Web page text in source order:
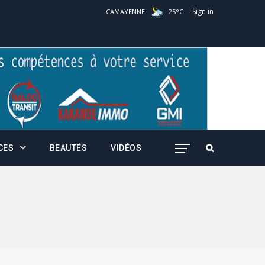
CAMAYENNE 25°C Sign in
BEAUTÉS VIDÉOS